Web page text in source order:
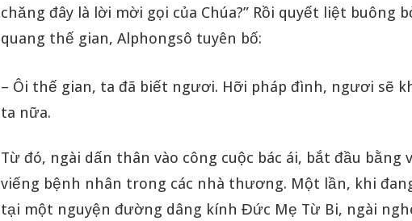
chăng đây là lời mời gọi của Chúa?” Rồi quyết liệt buông
quang thế gian, Alphongsô tuyên bố:
– Ôi thế gian, ta đã biết ngươi. Hỡi pháp đình, ngươi sẽ
ta nữa.
Từ đó, ngài dấn thân vào công cuộc bác ái, bắt đầu bằng
viếng bệnh nhân trong các nhà thương. Một lần, khi
tại một nguyện đường dâng kính Đức Mẹ Từ Bi, ngài